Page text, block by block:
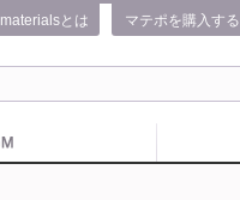
マテポを購入する
materialsとは